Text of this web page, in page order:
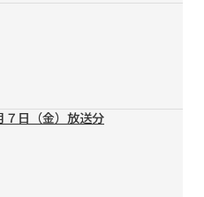
７日（金）放送分